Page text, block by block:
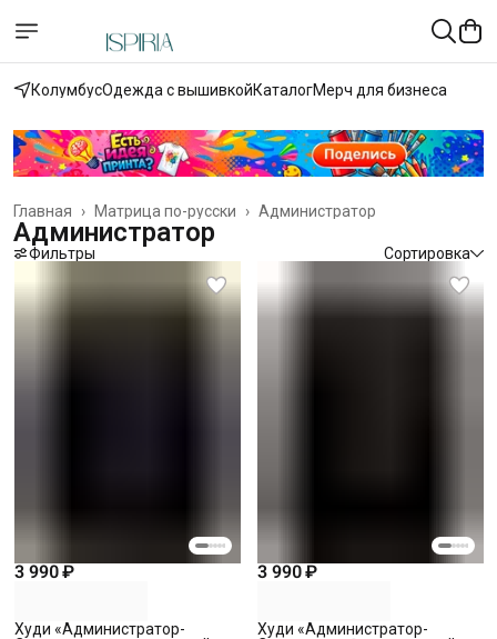
КолумбусОдежда с вышивкойКаталогМерч для бизнеса
Администратор
Матрица по-русски ›
Главная ›
Администратор
Фильтры Сортировка
3 990 ₽
Худи «Администратор-
3 990 ₽
Худи «Администратор-